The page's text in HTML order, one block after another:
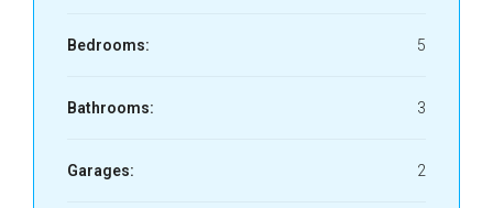
Bedrooms: 5
Bathrooms: 3
Garages: 2